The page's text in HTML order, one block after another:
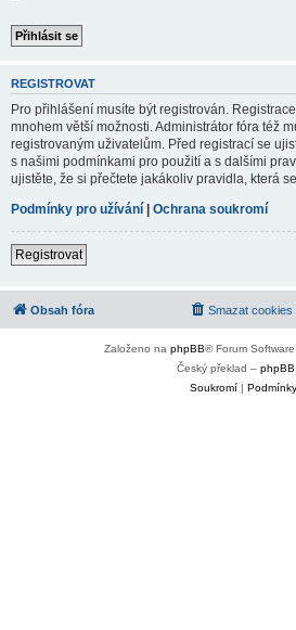
REGISTROVAT
Pro přihlášení musíte být registrován.
mnohem větší možnosti. Administrátor fóra též
registrovaným uživatelům. Před registrací se
s našimi podmínkami pro použití a s dalšími
ujistěte, že si přečtete jakákoliv pravidla, která
Podmínky pro užívání | Ochrana soukromí
Registrovat
Obsah fóra Smazat cookies
Založeno na phpBB® Forum
Český překlad –
Soukromí| Podmínky